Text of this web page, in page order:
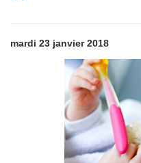
mardi 23 janvier 2018